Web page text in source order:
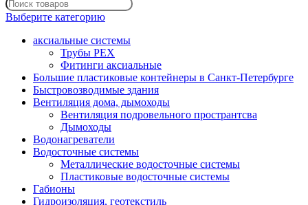
Выберите категорию
аксиальные системы
Трубы PEX
Фитинги аксиальные
Большие пластиковые контейнеры в Санкт-Петербурге
Быстровозводимые здания
Вентиляция дома, дымоходы
Вентиляция подровельного пространтсва
Дымоходы
Водонагреватели
Водосточные системы
Металлические водосточные системы
Пластиковые водосточные системы
Габионы
Гидроизоляция, геотекстиль